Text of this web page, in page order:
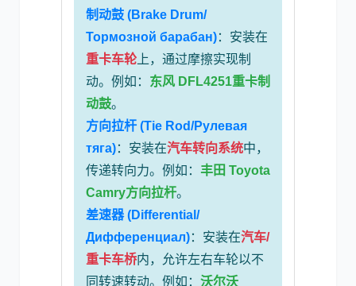
制动鼓 (Brake Drum/
Тормозной барабан)：安装在
重卡车轮 上，通过摩擦实现制
动。例如： 东风 DFL4251重卡制
动鼓。
方向拉杆 (Tie Rod/Рулевая
тяга)：安装在汽车转向系统中，
传递转向力。例如： 丰田 Toyota
Camry方向拉杆。
差速器 (Differential/
Дифференциал)：安装在汽车/
重卡车桥内，允许左右车轮以不
同转速转动。例如： 沃尔沃